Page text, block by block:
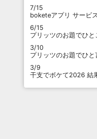
7/15
boketeアプリ サービ
6/15
プリッツのお題でひ
3/10
プリッツのお題でひ
3/9
干支でボケて2026 結